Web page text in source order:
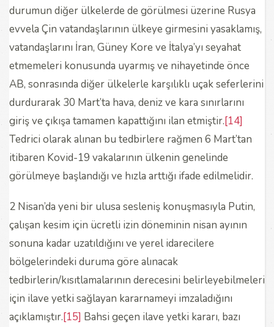
durumun diğer ülkelerde de görülmesi üzerine Rusya
evvela Çin vatandaşlarının ülkeye girmesini yasaklamış,
vatandaşlarını İran, Güney Kore ve İtalya’yı seyahat
etmemeleri konusunda uyarmış ve nihayetinde önce
AB, sonrasında diğer ülkelerle karşılıklı uçak seferlerini
durdurarak 30 Mart’ta hava, deniz ve kara sınırlarını
giriş ve çıkışa tamamen kapattığını ilan etmiştir.[14]
Tedrici olarak alınan bu tedbirlere rağmen 6 Mart’tan
itibaren Kovid-19 vakalarının ülkenin genelinde
görülmeye başlandığı ve hızla arttığı ifade edilmelidir.
2 Nisan’da yeni bir ulusa sesleniş konuşmasıyla Putin,
çalışan kesim için ücretli izin döneminin nisan ayının
sonuna kadar uzatıldığını ve yerel idarecilere
bölgelerindeki duruma göre alınacak
tedbirlerin/kısıtlamalarının derecesini belirleyebilmeleri
için ilave yetki sağlayan kararnameyi imzaladığını
açıklamıştır.[15] Bahsi geçen ilave yetki kararı, bazı